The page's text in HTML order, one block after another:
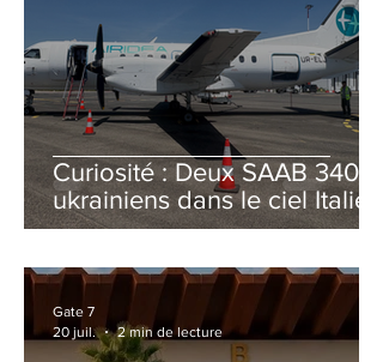
Curiosité : Deux SAAB 340B
ukrainiens dans le ciel Italien
cet été
Gate 7
20 juil.
2 min de lecture